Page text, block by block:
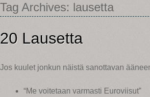
to
content
Tag Archives: lausetta
20 Lausetta
Jos kuulet jonkun näistä sanottavan
“Me voitetaan varmasti Euroviisut”